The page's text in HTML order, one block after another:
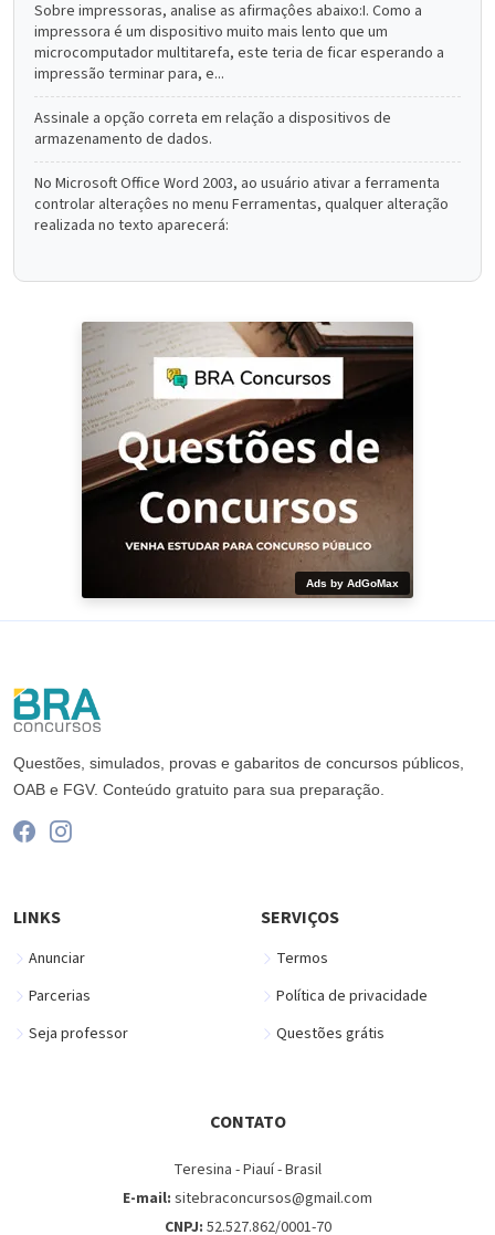
Sobre impressoras, analise as afirmaçôes abaixo:I. Como a
impressora é um dispositivo muito mais lento que um
microcomputador multitarefa, este teria de ficar esperando a
impressão terminar para, e...
Assinale a opção correta em relação a dispositivos de
armazenamento de dados.
No Microsoft Office Word 2003, ao usuário ativar a ferramenta
controlar alteraçôes no menu Ferramentas, qualquer alteração
realizada no texto aparecerá:
Ads by AdGoMax
Questões, simulados, provas e gabaritos de concursos públicos,
OAB e FGV. Conteúdo gratuito para sua preparação.
LINKS
Anunciar
Parcerias
Seja professor
SERVIÇOS
Termos
Política de privacidade
Questões grátis
CONTATO
Teresina - Piauí - Brasil
E-mail: sitebraconcursos@gmail.com
CNPJ: 52.527.862/0001-70